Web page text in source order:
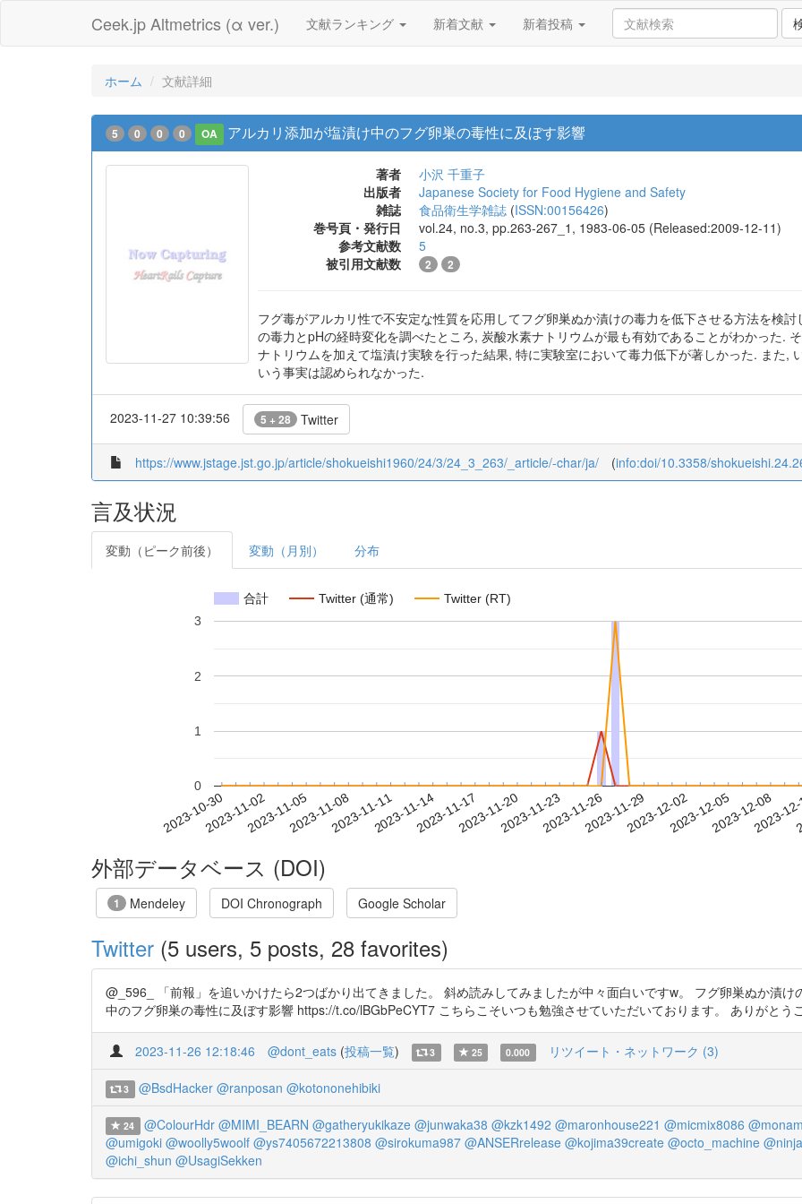
Ceek.jp Altmetrics (α ver.) 文献ランキング 新着文献 新着投稿
ホーム 文献詳細
5 0 0 0 OA アルカリ添加が塩漬け中のフグ卵巣の毒性に及ぼす影響
著者
小沢 千重子
出版者
Japanese Society for Food Hygiene and Safety
雑誌
食品衛生学雑誌 (ISSN:00156426)
巻号頁・発行日
vol.24, no.3, pp.263-267_1, 1983-06-05 (Released:2009-12-11)
参考文献数
5
被引用文献数
2 2
フグ毒がアルカリ性で不安定な性質を応用してフグ卵巣ぬか漬けの毒力を低下させる方法を検
の毒力とpHの経時変化を調べたところ, 炭酸水素ナトリウムが最も有効であることがわかった.
ナトリウムを加えて塩漬け実験を行った結果, 特に実験室において毒力低下が著しかった. また,
いう事実は認められなかった.
2023-11-27 10:39:56 5 + 28 Twitter
https://www.jstage.jst.go.jp/article/shokueishi1960/24/3/24_3_263/_article/-char/ja/ (info:doi/10.3358/
言及状況
変動（ピーク前後） 変動（月別） 分布
合計 Twitter (通常) Twitter (RT)
2023-10-302023-11-022023-11-052023-11-082023-11-112023-11-142023-11-172023-11-202023-11-232023-11-262023-11-292023-12-022023-12-052023-12-08
2023-
0
1
2
3
外部データベース (DOI)
1 Mendeley DOI Chronograph Google Scholar
Twitter (5 users, 5 posts, 28 favorites)
@_596_ 「前報」を追いかけたら2つばかり出てきました。 斜め読みしてみましたが中々面白いですw。 フグ卵巣ぬか漬
中のフグ卵巣の毒性に及ぼす影響 https://t.co/lBGbPeCYT7 こちらこそいつも勉強させていただいております。 ありがとう
2023-11-26 12:18:46 @dont_eats (投稿一覧) 3 25 0.000 リツイート・ネットワーク (3)
3 @BsdHacker @ranposan @kotononehibiki
24 @ColourHdr @MIMI_BEARN @gatheryukikaze @junwaka38 @kzk1492 @maronhouse221 @micmix8086
@umigoki @woolly5woolf @ys7405672213808 @sirokuma987 @ANSERrelease @kojima39create @octo_machine
@ichi_shun @UsagiSekken